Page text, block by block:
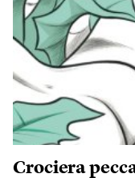
Crociera